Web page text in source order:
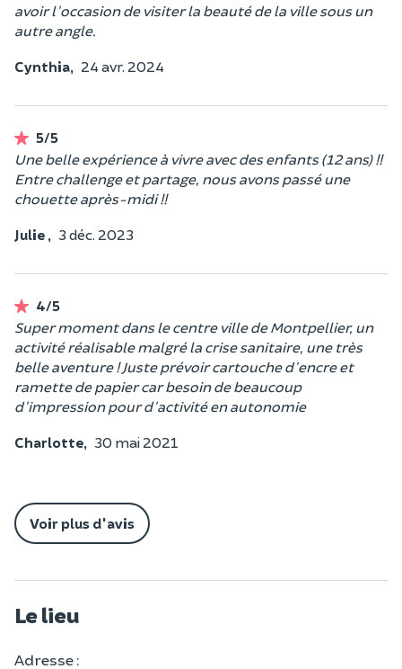
avoir l'occasion de visiter la beauté de la ville sous un
autre angle.
Cynthia, 24 avr. 2024
5/5
Une belle expérience à vivre avec des enfants (12 ans) !!
Entre challenge et partage, nous avons passé une
chouette après-midi !!
Julie , 3 déc. 2023
4/5
Super moment dans le centre ville de Montpellier, un
activité réalisable malgré la crise sanitaire, une très
belle aventure ! Juste prévoir cartouche d'encre et
ramette de papier car besoin de beaucoup
d'impression pour d'activité en autonomie
Charlotte, 30 mai 2021
Voir plus d'avis
Le lieu
Adresse :